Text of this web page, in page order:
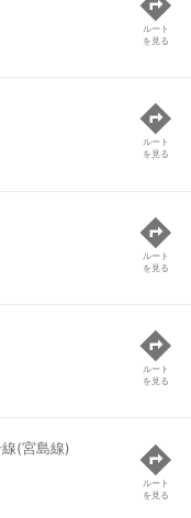
ルート
を見る
ルート
を見る
ルート
を見る
ルート
を見る
(宮島線)
ルート
を見る